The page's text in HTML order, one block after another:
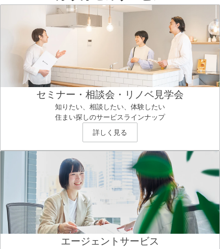
セミナー・相談会・リノベ見学会
知りたい、相談したい、体験したい
住まい探しのサービスラインナップ
詳しく見る
エージェントサービス